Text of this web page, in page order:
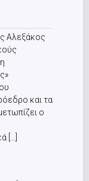
Αλεξάκος
και τα
ο
[...]